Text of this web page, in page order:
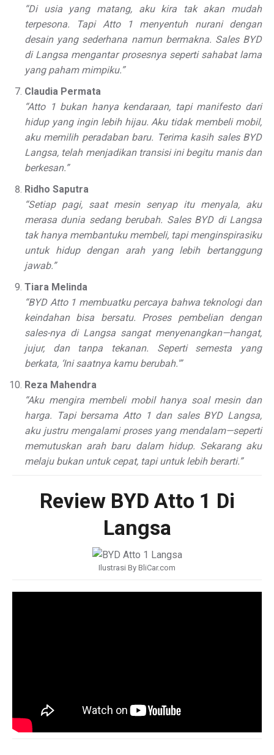
“Di usia yang matang, aku kira tak akan mudah
terpesona. Tapi Atto 1 menyentuh nurani dengan
desain yang sederhana namun bermakna. Sales BYD
di Langsa mengantar prosesnya seperti sahabat lama
yang paham mimpiku.”
Claudia Permata
“Atto 1 bukan hanya kendaraan, tapi manifesto dari
hidup yang ingin lebih hijau. Aku tidak membeli mobil,
aku memilih peradaban baru. Terima kasih sales BYD
Langsa, telah menjadikan transisi ini begitu manis dan
berkesan.”
Ridho Saputra
“Setiap pagi, saat mesin senyap itu menyala, aku
merasa dunia sedang berubah. Sales BYD di Langsa
tak hanya membantuku membeli, tapi menginspirasiku
untuk hidup dengan arah yang lebih bertanggung
jawab.”
Tiara Melinda
“BYD Atto 1 membuatku percaya bahwa teknologi dan
keindahan bisa bersatu. Proses pembelian dengan
sales-nya di Langsa sangat menyenangkan—hangat,
jujur, dan tanpa tekanan. Seperti semesta yang
berkata, ‘Ini saatnya kamu berubah.'”
Reza Mahendra
“Aku mengira membeli mobil hanya soal mesin dan
harga. Tapi bersama Atto 1 dan sales BYD Langsa,
aku justru mengalami proses yang mendalam—seperti
memutuskan arah baru dalam hidup. Sekarang aku
melaju bukan untuk cepat, tapi untuk lebih berarti.”
Review BYD Atto 1 Di
Langsa
Ilustrasi By BliCar.com